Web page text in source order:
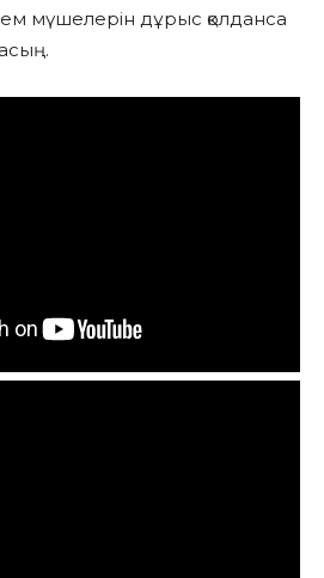
мүшелерін дұрыс қолданса